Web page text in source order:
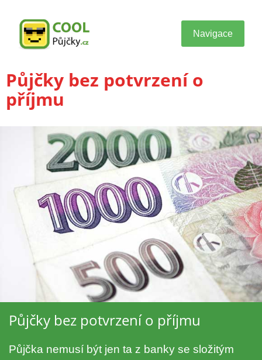
Navigace
Půjčky bez potvrzení o
příjmu
Půjčky bez potvrzení o příjmu
Půjčka nemusí být jen ta z banky se složitým